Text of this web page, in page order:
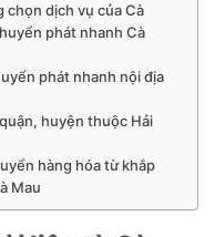
chọn dịch vụ của Cà
phát nhanh Cà
phát nhanh nội địa
huyện thuộc Hải
hàng hóa từ khắp
Mau